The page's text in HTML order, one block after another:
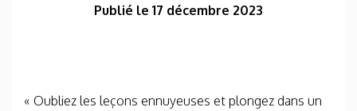
Publié le 17 décembre 2023
« Oubliez les leçons ennuyeuses et plongez dans un